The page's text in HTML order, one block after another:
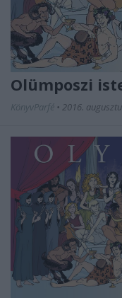
Olümposzi
KönyvParfé • 2016.